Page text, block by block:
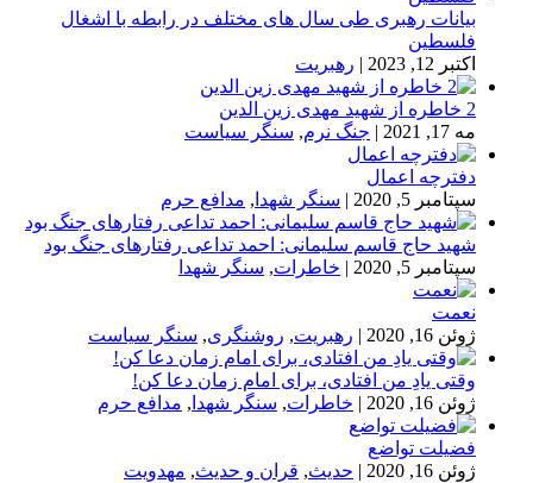
بیانات رهبری طی سال های مختلف در رابطه با اشغال
فلسطین
اکتبر 12, 2023
| رهبریت
2 خاطره از شهید مهدی زین الدین
مه 17, 2021
| جنگ نرم, سنگر سیاست
دفترچه اعمال
سپتامبر 5, 2020
| سنگر شهدا , مدافع حرم
شهید حاج قاسم سلیمانی: احمد تداعی رفتارهای جنگ بود
سپتامبر 5, 2020
| خاطرات, سنگر شهدا
نعمت
ژوئن 16, 2020
| رهبریت, روشنگری, سنگر سیاست
وقتی یادِ من افتادی، برای امام زمان دعا کن!
ژوئن 16, 2020
| خاطرات, سنگر شهدا , مدافع حرم
فضیلت تواضع
ژوئن 16, 2020
| حدیث, قران و حدیث, مهدویت